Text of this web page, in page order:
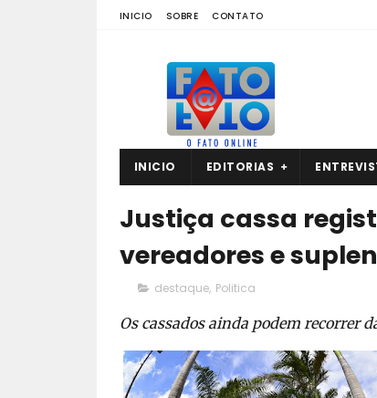
INICIO SOBRE CONTATO
INICIO EDITORIAS
Justiça cassa
vereadores e
destaque, Politica
Os cassados ainda podem recorrer